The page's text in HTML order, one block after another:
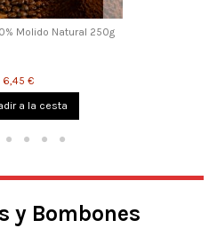
Molido Natural 250g
6,45 €
a la cesta
y Bombones